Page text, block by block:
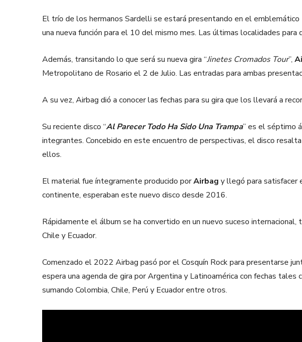
El trío de los hermanos Sardelli se estará presentando en el
una nueva función para el 10 del mismo mes. Las últimas localidades para
Además, transitando lo que será su nueva gira “Jinetes Cromados Tour”,
Metropolitano de Rosario el 2 de Julio. Las entradas para ambas
A su vez, Airbag dió a conocer las fechas para su gira que los llevará a
Su reciente disco “Al Parecer Todo Ha Sido Una Trampa” es el séptimo
integrantes. Concebido en este encuentro de perspectivas, el disco
ellos.
El material fue íntegramente producido porAirbag y llegó para satisfacer
continente, esperaban este nuevo disco desde 2016.
Rápidamente el álbum se ha convertido en un nuevo suceso internacional,
Chile y Ecuador.
Comenzado el 2022 Airbag pasó por el Cosquín Rock para presentarse
espera una agenda de gira por Argentina y Latinoamérica con fechas
sumando Colombia, Chile, Perú y Ecuador entre otros.